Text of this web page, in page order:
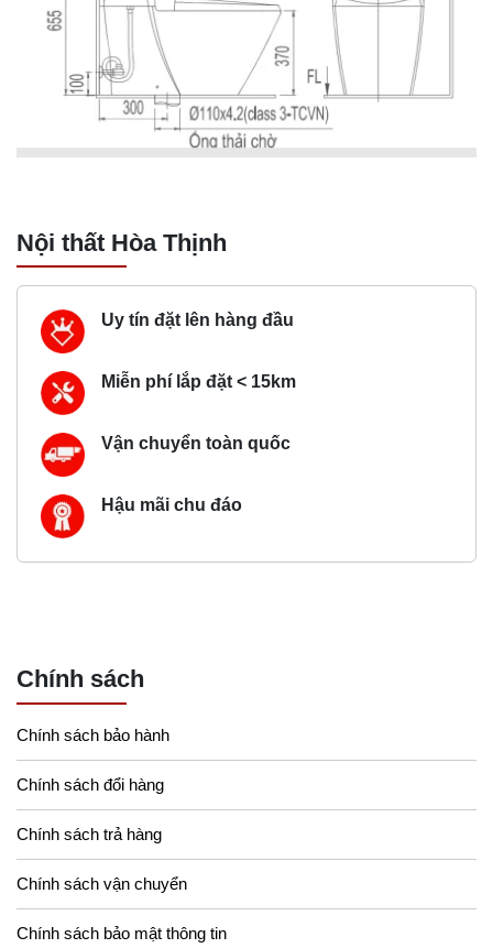
Nội thất Hòa Thịnh
Uy tín đặt lên hàng đầu
Miễn phí lắp đặt < 15km
Vận chuyển toàn quốc
Hậu mãi chu đáo
Chính sách
Chính sách bảo hành
Chính sách đổi hàng
Chính sách trả hàng
Chính sách vận chuyển
Chính sách bảo mật thông tin